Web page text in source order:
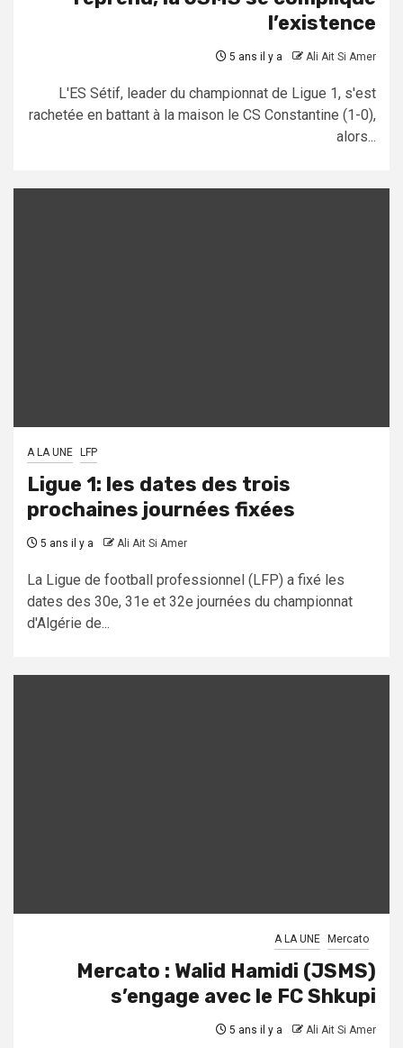
l’existence
5 ans il y a Ali Ait Si Amer
L'ES Sétif, leader du championnat de Ligue 1, s'est
rachetée en battant à la maison le CS Constantine (1-0),
alors...
A LA UNE LFP
Ligue 1: les dates des trois
prochaines journées fixées
5 ans il y a Ali Ait Si Amer
La Ligue de football professionnel (LFP) a fixé les
dates des 30e, 31e et 32e journées du championnat
d'Algérie de...
A LA UNE Mercato
Mercato : Walid Hamidi (JSMS)
s’engage avec le FC Shkupi
5 ans il y a Ali Ait Si Amer